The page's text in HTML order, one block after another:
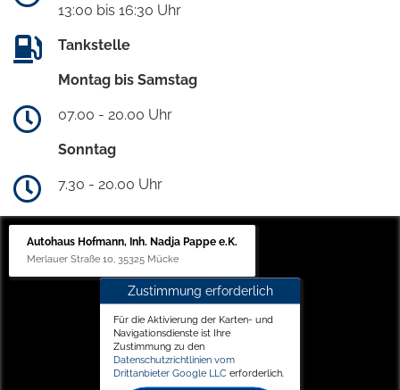
13:00 bis 16:30 Uhr
Tankstelle
Montag bis Samstag
07.00 - 20.00 Uhr
Sonntag
7.30 - 20.00 Uhr
Autohaus Hofmann, Inh. Nadja Pappe e.K.
Merlauer Straße 10, 35325 Mücke
Zustimmung erforderlich
Für die Aktivierung der Karten- und
Navigationsdienste ist Ihre
Zustimmung zu den
Datenschutzrichtlinien vom
Drittanbieter Google LLC erforderlich.